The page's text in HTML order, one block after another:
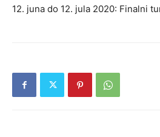
12. juna do 12. jula 2020: Finalni